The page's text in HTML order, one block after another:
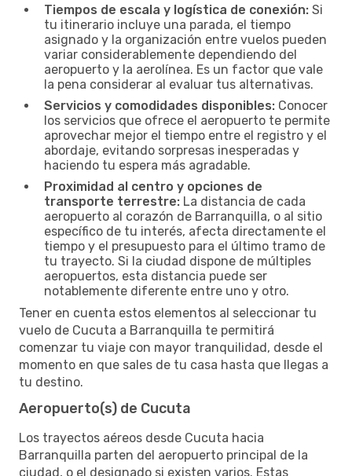
Tiempos de escala y logística de conexión: Si
tu itinerario incluye una parada, el tiempo
asignado y la organización entre vuelos pueden
variar considerablemente dependiendo del
aeropuerto y la aerolínea. Es un factor que vale
la pena considerar al evaluar tus alternativas.
Servicios y comodidades disponibles: Conocer
los servicios que ofrece el aeropuerto te permite
aprovechar mejor el tiempo entre el registro y el
abordaje, evitando sorpresas inesperadas y
haciendo tu espera más agradable.
Proximidad al centro y opciones de
transporte terrestre: La distancia de cada
aeropuerto al corazón de Barranquilla, o al sitio
específico de tu interés, afecta directamente el
tiempo y el presupuesto para el último tramo de
tu trayecto. Si la ciudad dispone de múltiples
aeropuertos, esta distancia puede ser
notablemente diferente entre uno y otro.
Tener en cuenta estos elementos al seleccionar tu
vuelo de Cucuta a Barranquilla te permitirá
comenzar tu viaje con mayor tranquilidad, desde el
momento en que sales de tu casa hasta que llegas a
tu destino.
Aeropuerto(s) de Cucuta
Los trayectos aéreos desde Cucuta hacia
Barranquilla parten del aeropuerto principal de la
ciudad, o el designado si existen varios. Estas